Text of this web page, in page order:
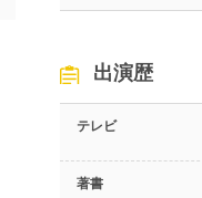
出演歴
テレビ
著書